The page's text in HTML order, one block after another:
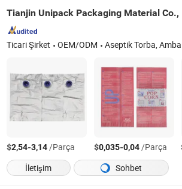
Tianjin Unipack Packaging Material Co.,
Ticari Şirket OEM/ODM Aseptik Torba, Ambalaj Torbası, Pet Şişe, Gıda Torbası, Mikrodalga Patlamış Mısır Torbası, Kutuda Torba, Dikey Torba, Kahve Torbası,
$2,54-3,14/Parça $0,035-0,04/Parça
İletişim
Sohbet